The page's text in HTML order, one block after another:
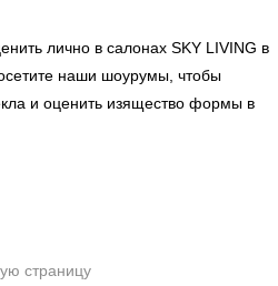
лично в салонах SKY LIVING в
наши шоурумы, чтобы
и оценить изящество формы в